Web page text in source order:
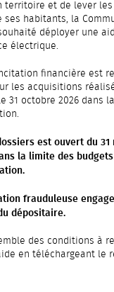
territoire et de lever les
ses habitants, la
déployer une
électrique.
financière est
les acquisitions
31 octobre 2026 dans
est ouvert du 31
la limite des
frauduleuse
dépositaire.
des conditions à
en téléchargeant le